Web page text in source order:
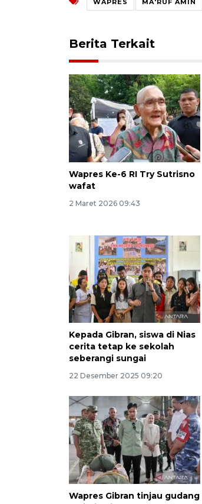
Berita Terkait
Wapres Ke-6 RI Try Sutrisno
wafat
2 Maret 2026 09:43
Kepada Gibran, siswa di Nias
cerita tetap ke sekolah
seberangi sungai
22 Desember 2025 09:20
Wapres Gibran tinjau gudang